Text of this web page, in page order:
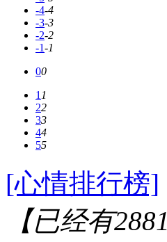
-4-4
-3-3
-2-2
-1-1
00
11
22
33
44
55
[心情排行榜]
【已经有2881